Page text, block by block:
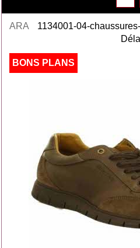
ARA 1134001-04-
BONS PLANS